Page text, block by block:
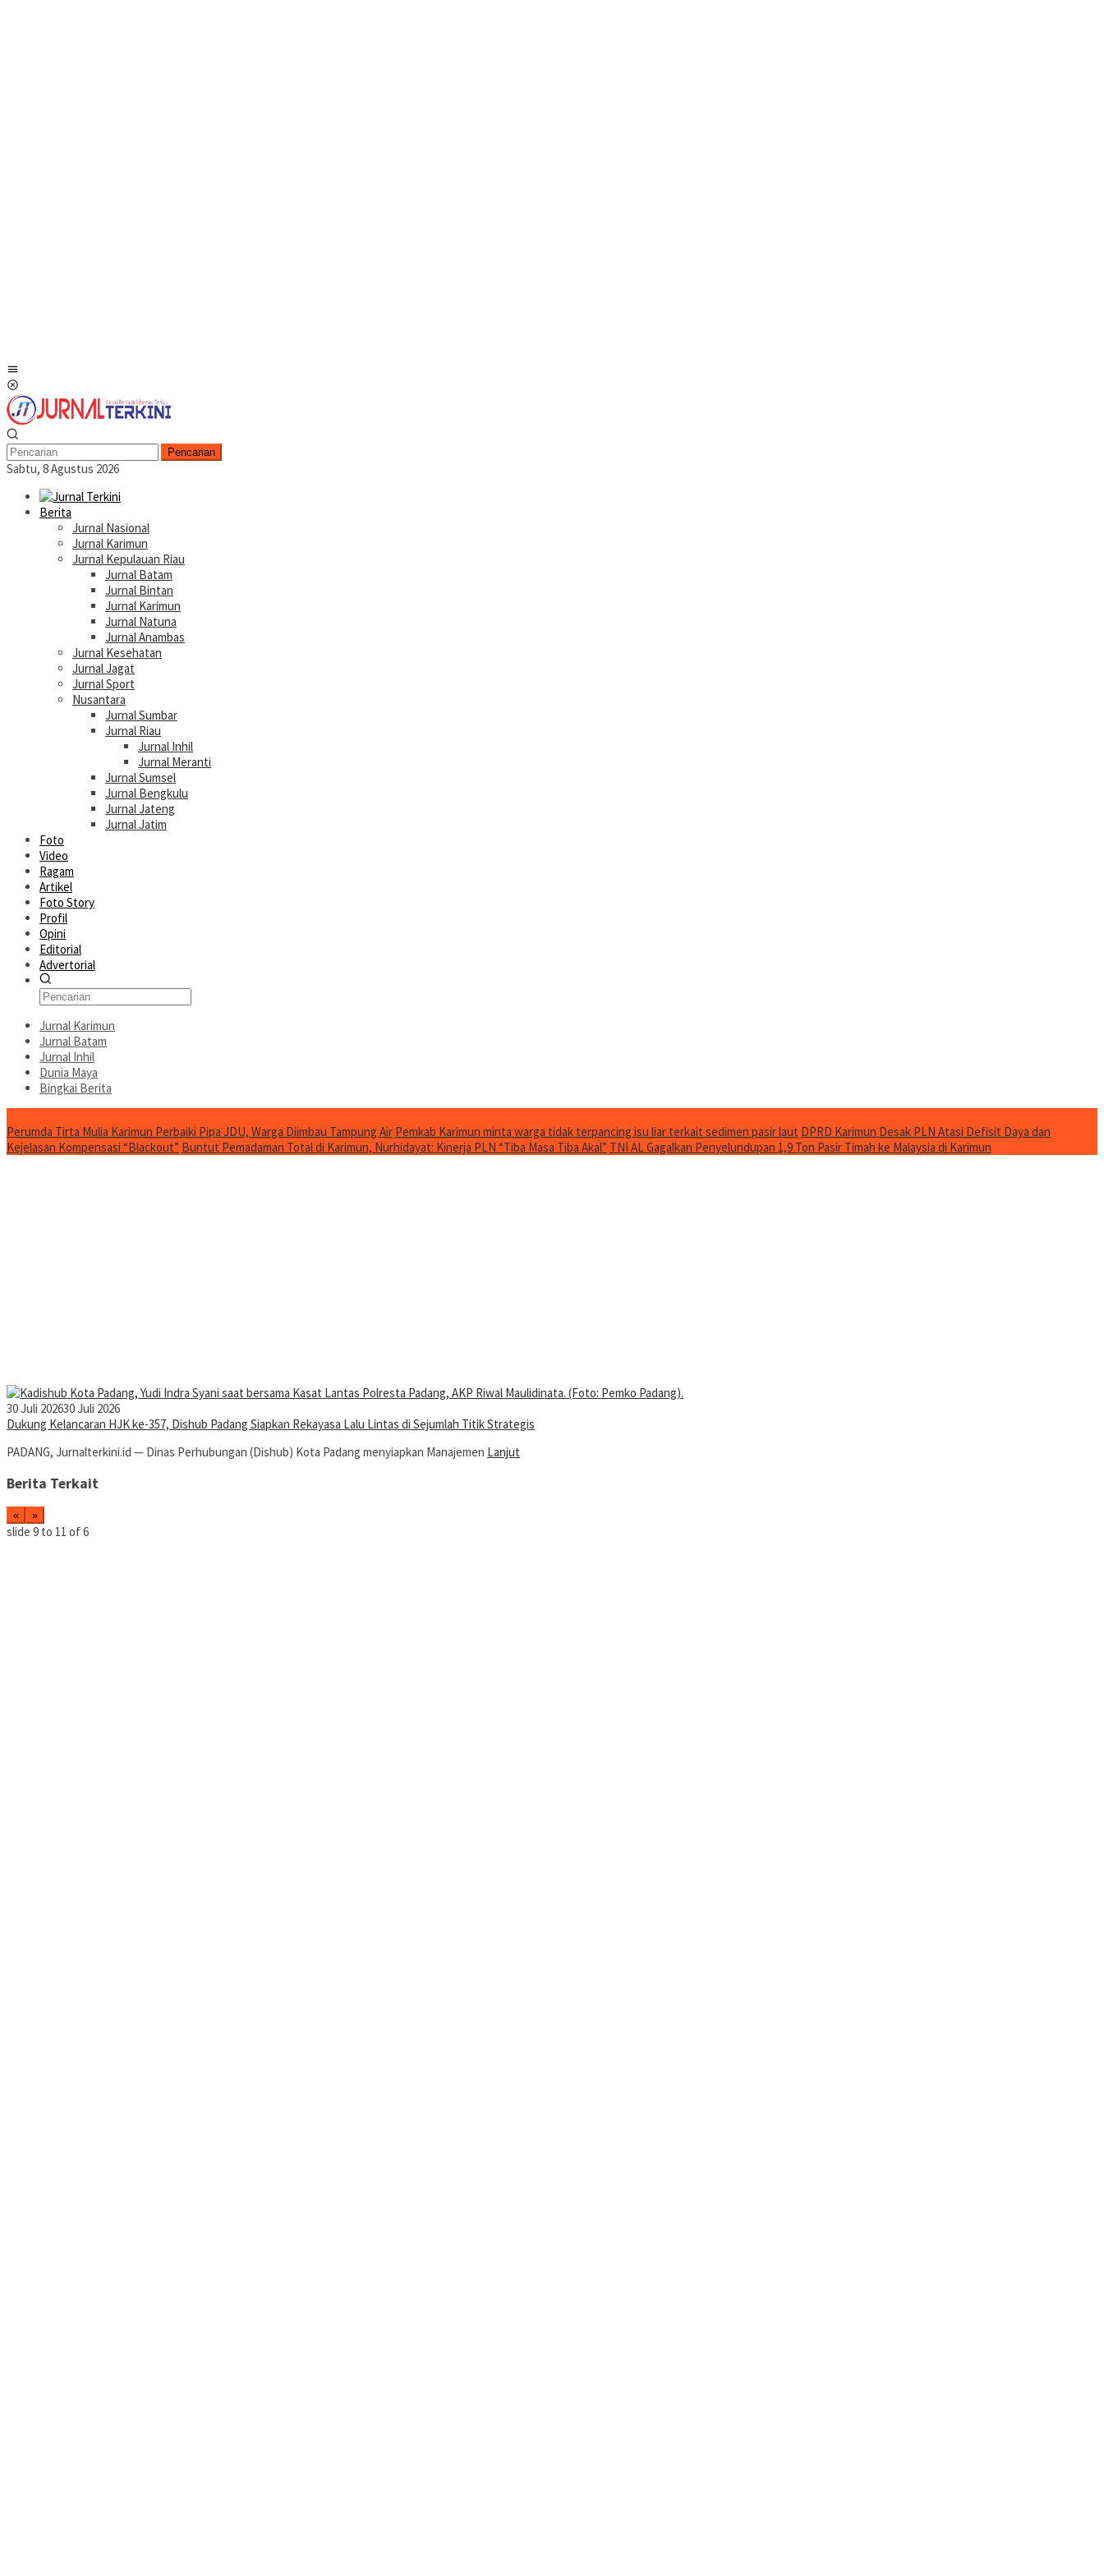
Pencarian
Sabtu, 8 Agustus 2026
Berita
Jurnal Nasional
Jurnal Karimun
Jurnal Kepulauan Riau
Jurnal Batam
Jurnal Bintan
Jurnal Karimun
Jurnal Natuna
Jurnal Anambas
Jurnal Kesehatan
Jurnal Jagat
Jurnal Sport
Nusantara
Jurnal Sumbar
Jurnal Riau
Jurnal Inhil
Jurnal Meranti
Jurnal Sumsel
Jurnal Bengkulu
Jurnal Jateng
Jurnal Jatim
Foto
Video
Ragam
Artikel
Foto Story
Profil
Opini
Editorial
Advertorial
Jurnal Karimun
Jurnal Batam
Jurnal Inhil
Dunia Maya
Bingkai Berita
Perumda Tirta Mulia Karimun Perbaiki Pipa JDU, Warga Diimbau Tampung Air Pemkab Karimun minta warga tidak terpancing isu liar terkait sedimen pasir laut DPRD Karimun Desak PLN Atasi Defisit Daya dan
Kejelasan Kompensasi “Blackout” Buntut Pemadaman Total di Karimun, Nurhidayat: Kinerja PLN “Tiba Masa Tiba Akal” TNI AL Gagalkan Penyelundupan 1,9 Ton Pasir Timah ke Malaysia di Karimun
30 Juli 202630 Juli 2026
Dukung Kelancaran HJK ke-357, Dishub Padang Siapkan Rekayasa Lalu Lintas di Sejumlah Titik Strategis
PADANG, Jurnalterkini.id — Dinas Perhubungan (Dishub) Kota Padang menyiapkan Manajemen Lanjut
Berita Terkait
« »
slide 10 to 12of 6